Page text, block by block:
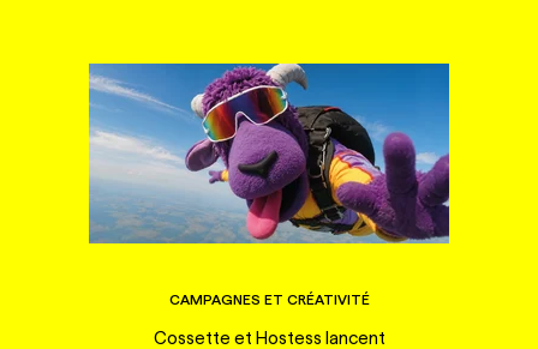
CAMPAGNES ET CRÉATIVITÉ
Cossette et Hostess lancent